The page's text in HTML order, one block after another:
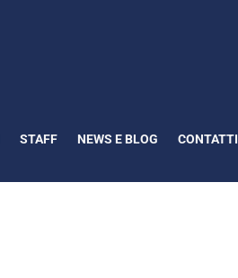
STAFF NEWS E BLOG CONTATTI